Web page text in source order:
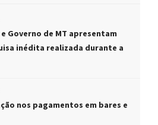
Governo de MT apresentam
inédita realizada durante a
nos pagamentos em bares e